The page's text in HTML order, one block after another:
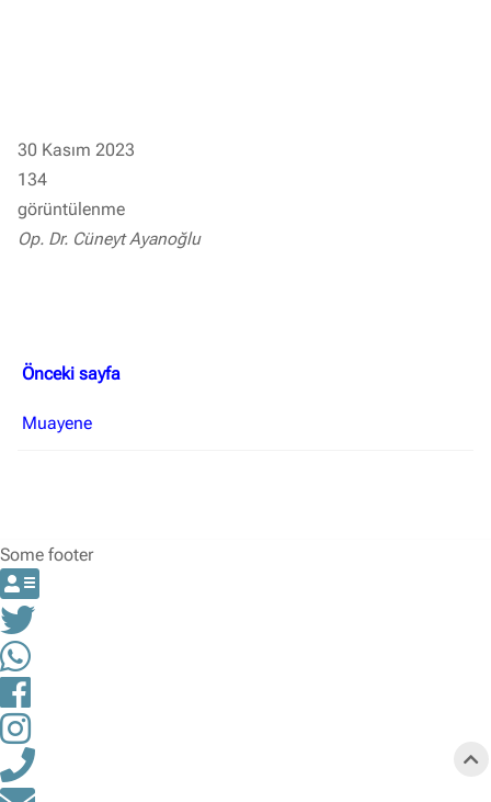
30 Kasım 2023
134
görüntülenme
Op. Dr. Cüneyt Ayanoğlu
Önceki sayfa
Muayene
Some footer